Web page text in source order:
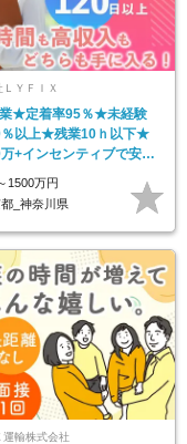
ＹＦＩＸ
★定着率95％★未経験
％以上★残業10ｈ以下★
+インセンティブで安
1500万円
_神奈川県
運輸株式会社